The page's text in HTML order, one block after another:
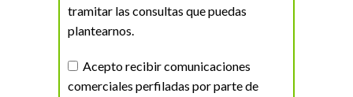
tramitar las consultas que puedas
plantearnos.
Acepto recibir comunicaciones
comerciales perfiladas por parte de